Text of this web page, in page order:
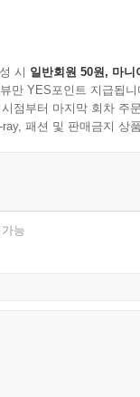
시 일반회원 50원, 마니
만 YES포인트 지급됩니
점부터 마지막 회차 주
패션 및 판매금지 상
능